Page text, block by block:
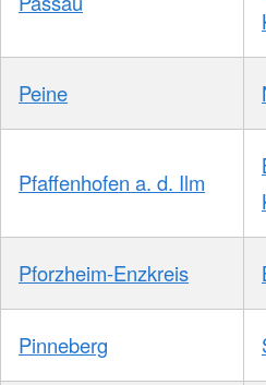
Peine
Pfaffenhofen a. d. Ilm
Pforzheim-Enzkreis
Pinneberg